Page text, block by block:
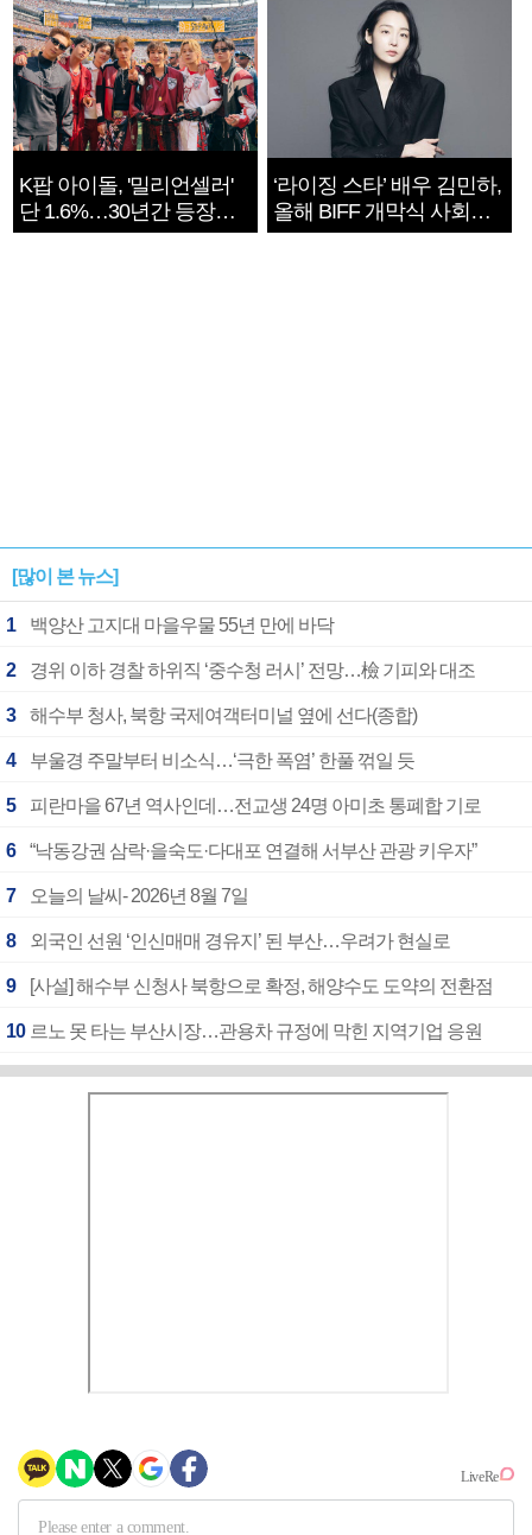
K팝 아이돌, '밀리언셀러'
단 1.6%…30년간 등장
1182개팀 전수조사
‘라이징 스타’ 배우 김민하,
올해 BIFF 개막식 사회자
확정
[많이 본 뉴스]
1 백양산 고지대 마을우물 55년 만에 바닥
2 경위 이하 경찰 하위직 ‘중수청 러시’ 전망…檢 기피와 대조
3 해수부 청사, 북항 국제여객터미널 옆에 선다(종합)
4 부울경 주말부터 비소식…‘극한 폭염’ 한풀 꺾일 듯
5 피란마을 67년 역사인데…전교생 24명 아미초 통폐합 기로
6 “낙동강권 삼락·을숙도·다대포 연결해 서부산 관광 키우자”
7 오늘의 날씨- 2026년 8월 7일
8 외국인 선원 ‘인신매매 경유지’ 된 부산…우려가 현실로
9 [사설] 해수부 신청사 북항으로 확정, 해양수도 도약의 전환점
10 르노 못 타는 부산시장…관용차 규정에 막힌 지역기업 응원